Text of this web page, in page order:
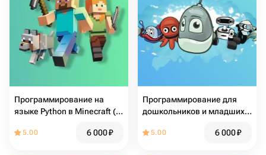
Программирование на
языке Python в Minecraft (9-
5.00 6 000₽
Программирование для
дошкольников и младших
5.00 6 000₽